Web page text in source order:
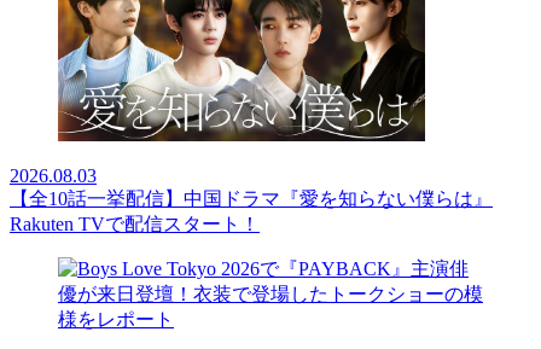
2026.08.03
【全10話一挙配信】中国ドラマ『愛を知らない僕らは』
Rakuten TVで配信スタート！